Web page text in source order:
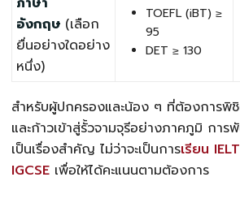
อังกฤษ (เลือก
ยื่นอย่างใดอย่าง
หนึ่ง)
TOEFL (iBT) ≥
95
DET ≥ 130
สำหรับผู้ปกครองและน้อง ๆ ที่ต้องการพิชิ
และก้าวเข้าสู่รั้วจามจุรีอย่างภาคภูมิ กา
เป็นเรื่องสำคัญ ไม่ว่าจะเป็นการเรียน
IGCSE เพื่อให้ได้คะแนนตามต้องการ